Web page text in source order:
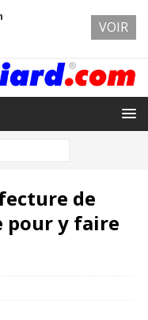
de
pour y faire
VOIR